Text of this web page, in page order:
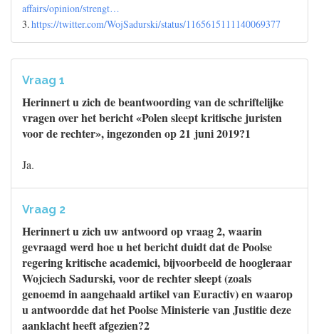
affairs/opinion/strengt…
3.https://twitter.com/WojSadurski/status/1165615111140069377
Vraag 1
Herinnert u zich de beantwoording van de schriftelijke
vragen over het bericht «Polen sleept kritische juristen
voor de rechter», ingezonden op 21 juni 2019?1
Ja.
Vraag 2
Herinnert u zich uw antwoord op vraag 2, waarin
gevraagd werd hoe u het bericht duidt dat de Poolse
regering kritische academici, bijvoorbeeld de hoogleraar
Wojciech Sadurski, voor de rechter sleept (zoals
genoemd in aangehaald artikel van Euractiv) en waarop
u antwoordde dat het Poolse Ministerie van Justitie deze
aanklacht heeft afgezien?2